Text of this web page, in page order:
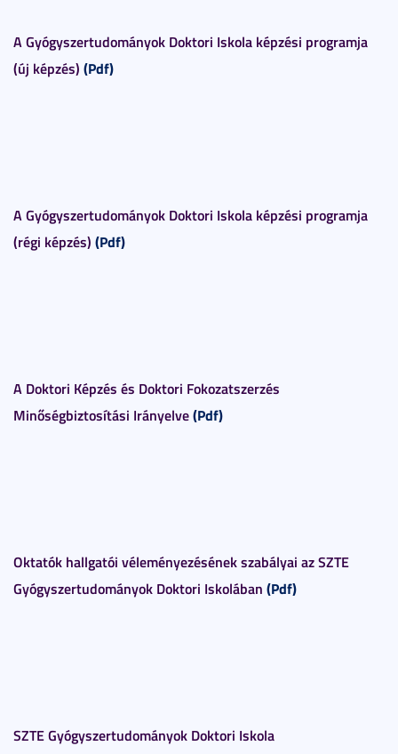
A Gyógyszertudományok Doktori Iskola képzési programja
(új képzés) (Pdf)
A Gyógyszertudományok Doktori Iskola képzési programja
(régi képzés) (Pdf)
A Doktori Képzés és Doktori Fokozatszerzés
Minőségbiztosítási Irányelve(Pdf)
Oktatók hallgatói véleményezésének szabályai az SZTE
Gyógyszertudományok Doktori Iskolában (Pdf)
SZTE Gyógyszertudományok Doktori Iskola